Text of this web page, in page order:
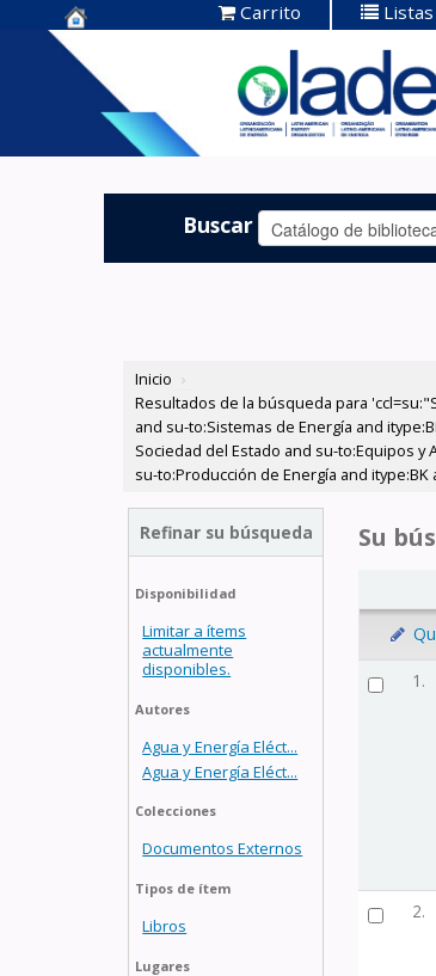
Centro de
Documentación
OLADE -
Carrito Listas
Buscar
Inicio ›
Resultados de la búsqueda para
and su-to:Sistemas de Energía and
Sociedad del Estado and su-to:Equipos y
su-to:Producción de Energía and
Refinar su búsqueda
Disponibilidad
Limitar a ítems
actualmente
disponibles.
Autores
Agua y Energía Eléct...
Agua y Energía Eléct...
Colecciones
Documentos Externos
Tipos de ítem
Libros
Lugares
Su
1.
2.